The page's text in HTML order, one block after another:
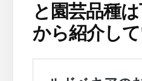
と園芸品種
から紹介して